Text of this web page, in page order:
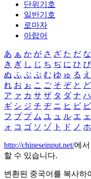
단위기호
일반기호
로마자
아랍어
あ ぁ か が さ ざ た だ な
き ぎ し じ ち ぢ に ひ び
ぬ ふ ぶ ぷ む ゆ ゅ る え
れ お ぉ こ ご そ ぞ と ど
ア ァ カ サ ザ タ ダ ナ ハ
ギ シ ジ チ ヂ ニ ヒ ビ ピ
フ ブ プ ム ユ ュ ル エ ェ
ォ コ ゴ ソ ゾ ト ド ノ ホ
http://chineseinput.net/에
할 수 있습니다.
변환된 중국어를 복사하